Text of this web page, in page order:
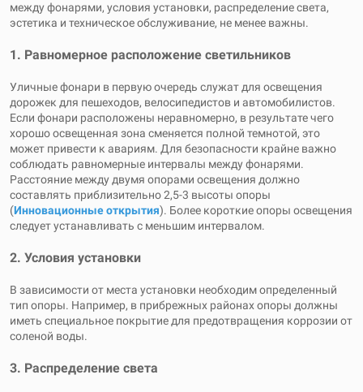
между фонарями, условия установки, распределение света,
эстетика и техническое обслуживание, не менее важны.
1. Равномерное расположение светильников
Уличные фонари в первую очередь служат для освещения
дорожек для пешеходов, велосипедистов и автомобилистов.
Если фонари расположены неравномерно, в результате чего
хорошо освещенная зона сменяется полной темнотой, это
может привести к авариям. Для безопасности крайне важно
соблюдать равномерные интервалы между фонарями.
Расстояние между двумя опорами освещения должно
составлять приблизительно 2,5-3 высоты опоры
(Инновационные открытия). Более короткие опоры освещения
следует устанавливать с меньшим интервалом.
2. Условия установки
В зависимости от места установки необходим определенный
тип опоры. Например, в прибрежных районах опоры должны
иметь специальное покрытие для предотвращения коррозии от
соленой воды.
3. Распределение света